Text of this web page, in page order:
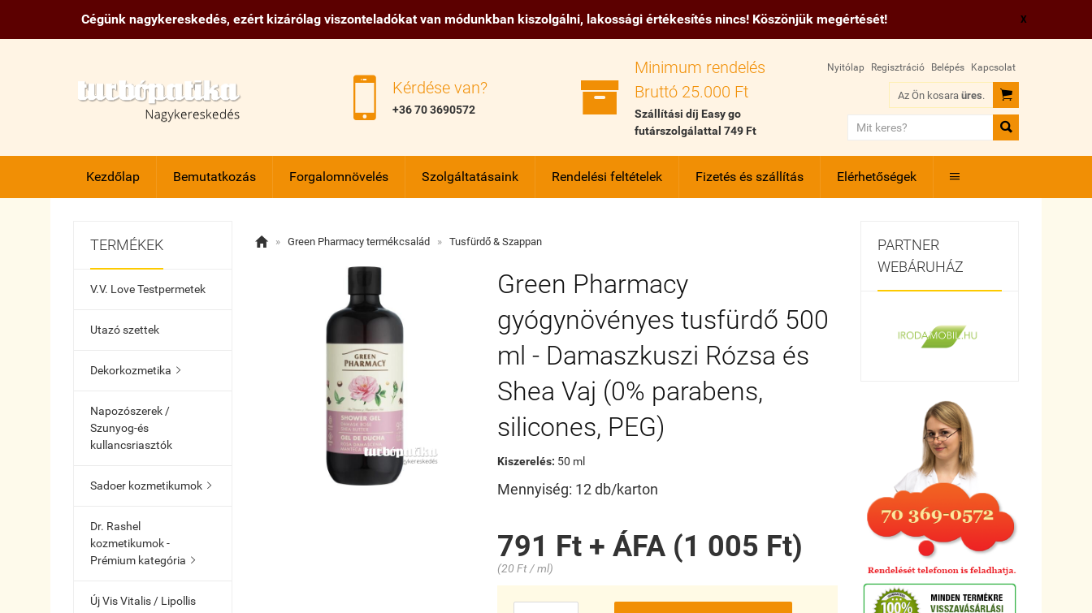
Cégünk nagykereskedés, ezért kizárólag viszonteladókat van módunkban kiszolgálni, lakossági értékesítés nincs! Köszönjük megértését! X
 Kérdése van?
+36 70 3690572 
Minimum rendelés
Bruttó 25.000 Ft
Szállítási díj Easy go
futárszolgálattal 749 Ft
Nyitólap Regisztráció Belépés Kapcsolat
Az Ön kosara üres.


Kezdőlap Bemutatkozás Forgalomnövelés Szolgáltatásaink Rendelési feltételek Fizetés és szállítás Elérhetőségek 
TERMÉKEK
V.V. Love Testpermetek
Utazó szettek
Dekorkozmetika 
Napozószerek /
Szunyog-és
kullancsriasztók
Sadoer kozmetikumok 
Dr. Rashel
kozmetikumok -
Prémium kategória 
Új Vis Vitalis / Lipollis
 » Green Pharmacy termékcsalád » Tusfürdő & Szappan
Green Pharmacy
gyógynövényes tusfürdő 500
ml - Damaszkuszi Rózsa és
Shea Vaj (0% parabens,
silicones, PEG)
Kiszerelés: 50 ml
Mennyiség: 12 db/karton
791 Ft + ÁFA (1 005 Ft)
(20 Ft / ml)
PARTNER
WEBÁRUHÁZ